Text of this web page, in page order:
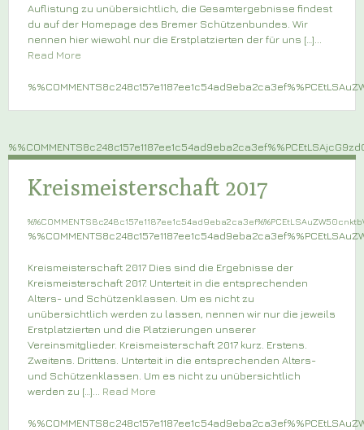
Auflistung zu unübersichtlich, die Gesamtergebnisse findest
du auf der Homepage des Bremer Schützenbundes. Wir
nennen hier wiewohl nur die Erstplatzierten der für uns […]...
Read More
Kreismeisterschaft 2017
Kreismeisterschaft 2017 Dies sind die Ergebnisse der
Kreismeisterschaft 2017. Unterteit in die entsprechenden
Alters- und Schützenklassen. Um es nicht zu
unübersichtlich werden zu lassen, nennen wir nur die jeweils
Erstplatzierten und die Platzierungen unserer
Vereinsmitglieder. Kreismeisterschaft 2017 kurz. Erstens.
Zweitens. Drittens. Unterteit in die entsprechenden Alters-
und Schützenklassen. Um es nicht zu unübersichtlich
werden zu […]... Read More